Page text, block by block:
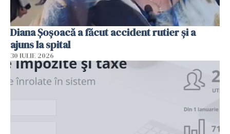
Diana Șoșoacă a făcut accident rutier și a
ajuns la spital
30 IULIE 2026